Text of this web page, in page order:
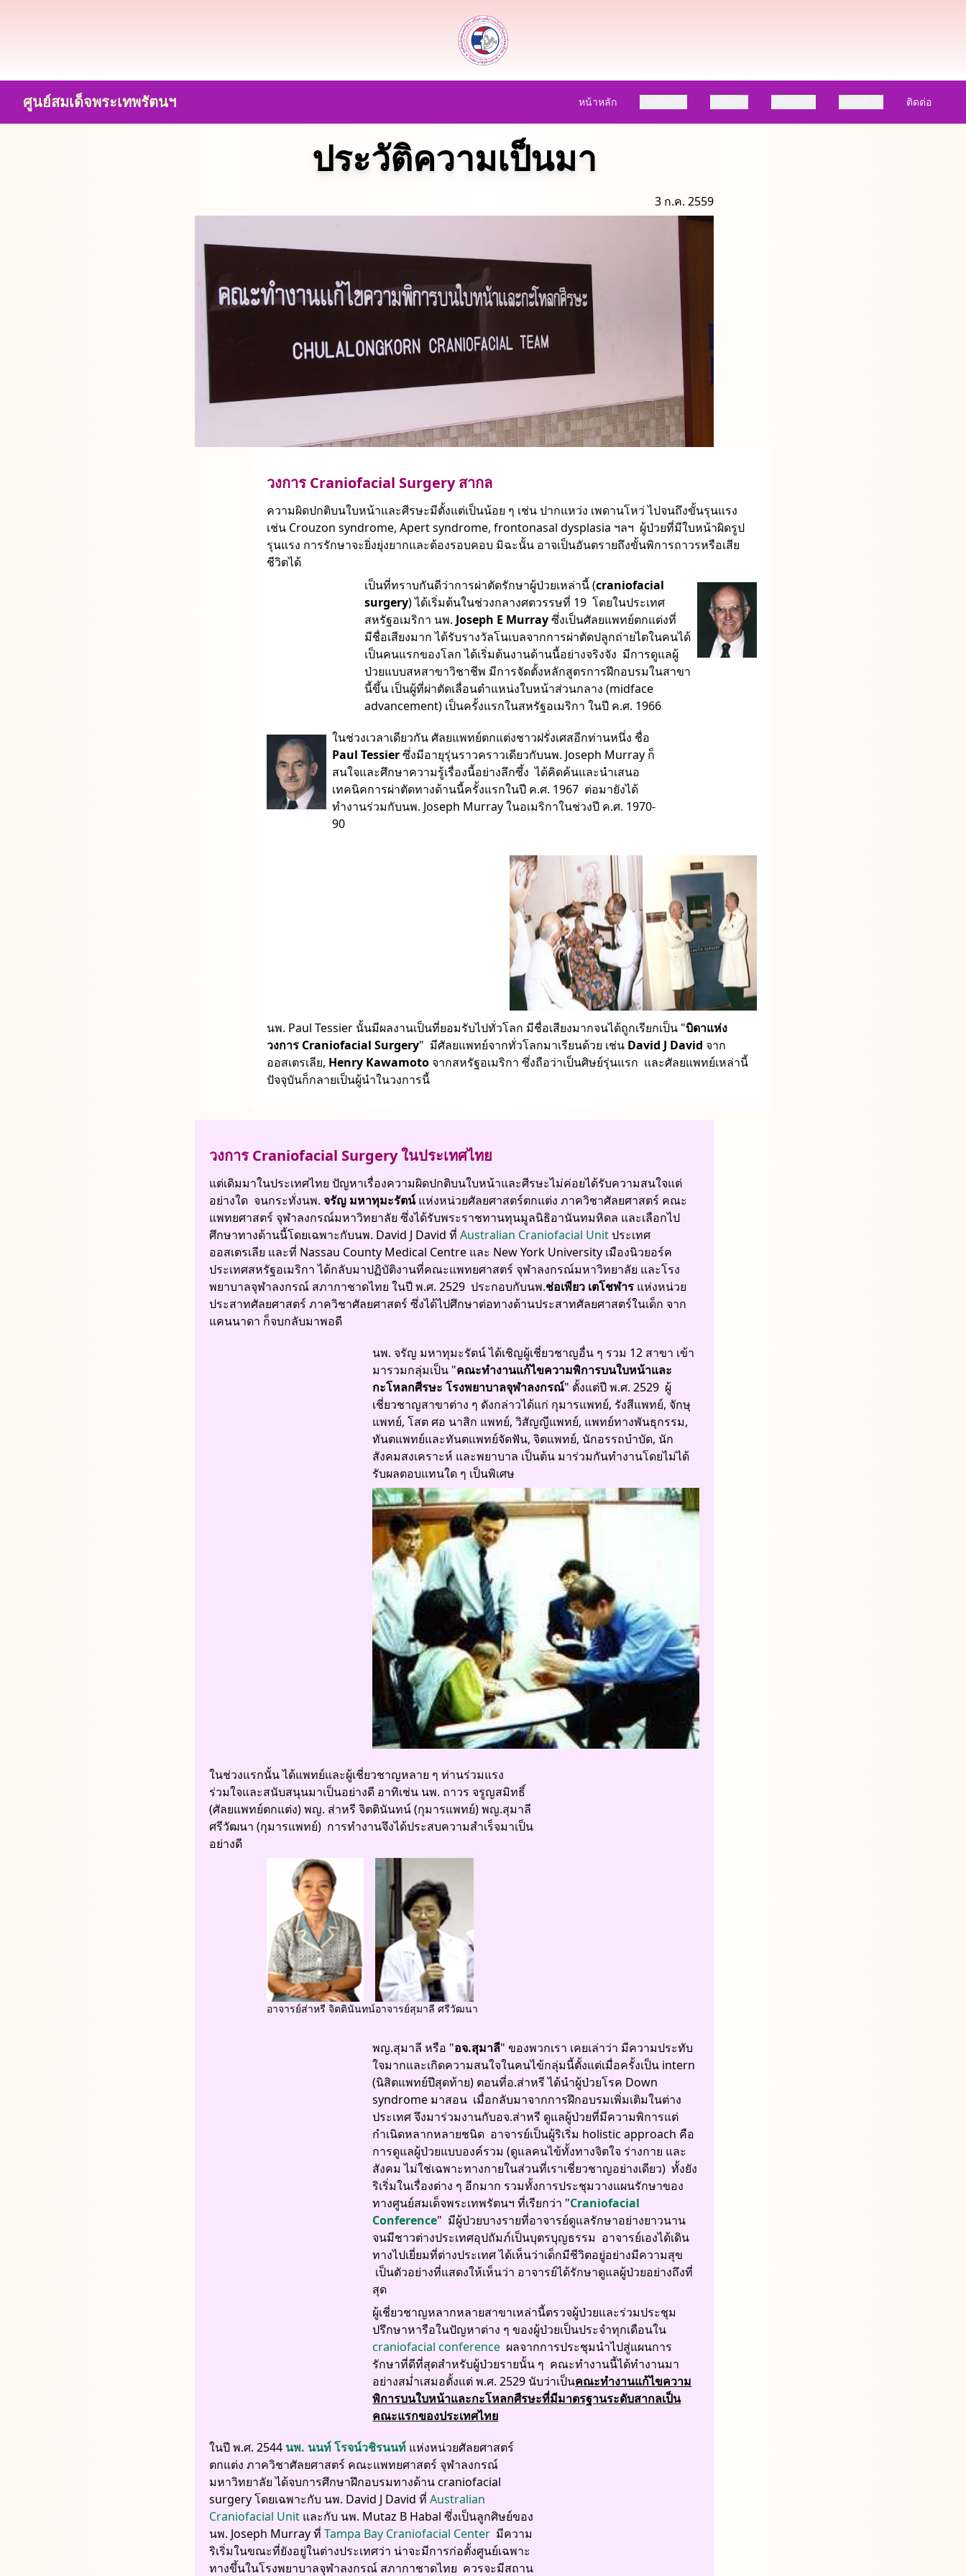
ศูนย์สมเด็จพระเทพรัตนฯ หน้าหลัก ติดต่อ
ประวัติความเป็นมา
3 ก.ค. 2559
วงการ Craniofacial Surgery สากล
ความผิดปกติบนใบหน้าและศีรษะมีตั้งแต่เป็นน้อย ๆ เช่น ปากแหว่ง เพดานโหว่ ไปจนถึงขั้นรุนแรง
เช่น Crouzon syndrome, Apert syndrome, frontonasal dysplasia ฯลฯ ผู้ป่วยที่มีใบหน้าผิดรูป
รุนแรง การรักษาจะยิ่งยุ่งยากและต้องรอบคอบ มิฉะนั้น อาจเป็นอันตรายถึงขั้นพิการถาวรหรือเสีย
ชีวิตได้
เป็นที่ทราบกันดีว่าการผ่าตัดรักษาผู้ป่วยเหล่านี้ (craniofacial
surgery) ได้เริ่มต้นในช่วงกลางศตวรรษที่ 19 โดยในประเทศ
สหรัฐอเมริกา นพ. Joseph E Murrayซึ่งเป็นศัลยแพทย์ตกแต่งที่
มีชื่อเสียงมาก ได้รับรางวัลโนเบลจากการผ่าตัดปลูกถ่ายไตในคนได้
เป็นคนแรกของโลก ได้เริ่มต้นงานด้านนี้อย่างจริงจัง มีการดูแลผู้
ป่วยแบบสหสาขาวิชาชีพ มีการจัดตั้งหลักสูตรการฝึกอบรมในสาขา
นี้ขึ้น เป็นผู้ที่ผ่าตัดเลื่อนตำแหน่งใบหน้าส่วนกลาง (midface
advancement) เป็นครั้งแรกในสหรัฐอเมริกา ในปี ค.ศ. 1966
ในช่วงเวลาเดียวกัน ศัลยแพทย์ตกแต่งชาวฝรั่งเศสอีกท่านหนึ่ง ชื่อ
Paul Tessierซึ่งมีอายุรุ่นราวคราวเดียวกับนพ. Joseph Murray ก็
สนใจและศึกษาความรู้เรื่องนี้อย่างลึกซึ้ง ได้คิดค้นและนำเสนอ
เทคนิคการผ่าตัดทางด้านนี้ครั้งแรกในปี ค.ศ. 1967 ต่อมายังได้
ทำงานร่วมกับนพ. Joseph Murray ในอเมริกาในช่วงปี ค.ศ. 1970-
90
นพ. Paul Tessier นั้นมีผลงานเป็นที่ยอมรับไปทั่วโลก มีชื่อเสียงมากจนได้ถูกเรียกเป็น "บิดาแห่ง
วงการ Craniofacial Surgery" มีศัลยแพทย์จากทั่วโลกมาเรียนด้วย เช่น David J David จาก
ออสเตรเลีย, Henry Kawamotoจากสหรัฐอเมริกา ซึ่งถือว่าเป็นศิษย์รุ่นแรก และศัลยแพทย์เหล่านี้
ปัจจุบันก็กลายเป็นผู้นำในวงการนี้
วงการ Craniofacial Surgery ในประเทศไทย
แต่เดิมมาในประเทศไทย ปัญหาเรื่องความผิดปกติบนใบหน้าและศีรษะไม่ค่อยได้รับความสนใจแต่
อย่างใด จนกระทั่งนพ. จรัญ มหาทุมะรัตน์แห่งหน่วยศัลยศาสตร์ตกแต่ง ภาควิชาศัลยศาสตร์ คณะ
แพทยศาสตร์ จุฬาลงกรณ์มหาวิทยาลัย ซึ่งได้รับพระราชทานทุนมูลนิธิอานันทมหิดล และเลือกไป
ศึกษาทางด้านนี้โดยเฉพาะกับนพ. David J David ที่ Australian Craniofacial Unitประเทศ
ออสเตรเลีย และที่ Nassau County Medical Centre และ New York University เมืองนิวยอร์ค
ประเทศสหรัฐอเมริกา ได้กลับมาปฏิบัติงานที่คณะแพทยศาสตร์ จุฬาลงกรณ์มหาวิทยาลัย และโรง
พยาบาลจุฬาลงกรณ์ สภากาชาดไทย ในปี พ.ศ. 2529 ประกอบกับนพ.ช่อเพียว เตโชฬารแห่งหน่วย
ประสาทศัลยศาสตร์ ภาควิชาศัลยศาสตร์ ซึ่งได้ไปศึกษาต่อทางด้านประสาทศัลยศาสตร์ในเด็ก จาก
แคนนาดา ก็จบกลับมาพอดี
นพ. จรัญ มหาทุมะรัตน์ ได้เชิญผู้เชี่ยวชาญอื่น ๆ รวม 12 สาขา เข้า
มารวมกลุ่มเป็น "คณะทำงานแก้ไขความพิการบนใบหน้าและ
กะโหลกศีรษะ โรงพยาบาลจุฬาลงกรณ์" ตั้งแต่ปี พ.ศ. 2529 ผู้
เชี่ยวชาญสาขาต่าง ๆ ดังกล่าวได้แก่ กุมารแพทย์, รังสีแพทย์, จักษุ
แพทย์, โสต ศอ นาสิก แพทย์, วิสัญญีแพทย์, แพทย์ทางพันธุกรรม,
ทันตแพทย์และทันตแพทย์จัดฟัน, จิตแพทย์, นักอรรถบำบัด, นัก
สังคมสงเคราะห์ และพยาบาล เป็นต้น มาร่วมกันทำงานโดยไม่ได้
รับผลตอบแทนใด ๆ เป็นพิเศษ
ในช่วงแรกนั้น ได้แพทย์และผู้เชี่ยวชาญหลาย ๆ ท่านร่วมแรง
ร่วมใจและสนับสนุนมาเป็นอย่างดี อาทิเช่น นพ. ถาวร จรูญสมิทธิ์
(ศัลยแพทย์ตกแต่ง) พญ. ส่าหรี จิตตินันทน์ (กุมารแพทย์) พญ.สุมาลี
ศรีวัฒนา (กุมารแพทย์) การทำงานจึงได้ประสบความสำเร็จมาเป็น
อย่างดี
อาจารย์ส่าหรี จิตตินันทน์อาจารย์สุมาลี ศรีวัฒนา
พญ.สุมาลี หรือ "อจ.สุมาลี" ของพวกเรา เคยเล่าว่า มีความประทับ
ใจมากและเกิดความสนใจในคนไข้กลุ่มนี้ตั้งแต่เมื่อครั้งเป็น intern
(นิสิตแพทย์ปีสุดท้าย) ตอนที่อ.ส่าหรี ได้นำผู้ป่วยโรค Down
syndrome มาสอน เมื่อกลับมาจากการฝึกอบรมเพิ่มเติมในต่าง
ประเทศ จึงมาร่วมงานกับอจ.ส่าหรี ดูแลผู้ป่วยที่มีความพิการแต่
กำเนิดหลากหลายชนิด อาจารย์เป็นผู้ริเริ่ม holistic approach คือ
การดูแลผู้ป่วยแบบองค์รวม (ดูแลคนไข้ทั้งทางจิตใจ ร่างกาย และ
สังคม ไม่ใช่เฉพาะทางกายในส่วนที่เราเชี่ยวชาญอย่างเดียว) ทั้งยัง
ริเริ่มในเรื่องต่าง ๆ อีกมาก รวมทั้งการประชุมวางแผนรักษาของ
ทางศูนย์สมเด็จพระเทพรัตนฯ ที่เรียกว่า "Craniofacial
Conference" มีผู้ป่วยบางรายที่อาจารย์ดูแลรักษาอย่างยาวนาน
จนมีชาวต่างประเทศอุปถัมภ์เป็นบุตรบุญธรรม อาจารย์เองได้เดิน
ทางไปเยี่ยมที่ต่างประเทศ ได้เห็นว่าเด็กมีชีวิตอยู่อย่างมีความสุข
เป็นตัวอย่างที่แสดงให้เห็นว่า อาจารย์ได้รักษาดูแลผู้ป่วยอย่างถึงที่
สุด
ผู้เชี่ยวชาญหลากหลายสาขาเหล่านี้ตรวจผู้ป่วยและร่วมประชุม
ปรึกษาหารือในปัญหาต่าง ๆ ของผู้ป่วยเป็นประจำทุกเดือนใน
craniofacial conference ผลจากการประชุมนำไปสู่แผนการ
รักษาที่ดีที่สุดสำหรับผู้ป่วยรายนั้น ๆ คณะทำงานนี้ได้ทำงานมา
อย่างสม่ำเสมอตั้งแต่ พ.ศ. 2529 นับว่าเป็นคณะทำงานแก้ไขความ
พิการบนใบหน้าและกะโหลกศีรษะที่มีมาตรฐานระดับสากลเป็น
คณะแรกของประเทศไทย
ในปี พ.ศ. 2544 นพ. นนท์ โรจน์วชิรนนท์แห่งหน่วยศัลยศาสตร์
ตกแต่ง ภาควิชาศัลยศาสตร์ คณะแพทยศาสตร์ จุฬาลงกรณ์
มหาวิทยาลัย ได้จบการศึกษาฝึกอบรมทางด้าน craniofacial
surgery โดยเฉพาะกับ นพ. David J David ที่ Australian
Craniofacial Unitและกับ นพ. Mutaz B Habal ซึ่งเป็นลูกศิษย์ของ
นพ. Joseph Murray ที่ Tampa Bay Craniofacial Centerมีความ
ริเริ่มในขณะที่ยังอยู่ในต่างประเทศว่า น่าจะมีการก่อตั้งศูนย์เฉพาะ
ทางขึ้นในโรงพยาบาลจุฬาลงกรณ์ สภากาชาดไทย ควรจะมีสถาน